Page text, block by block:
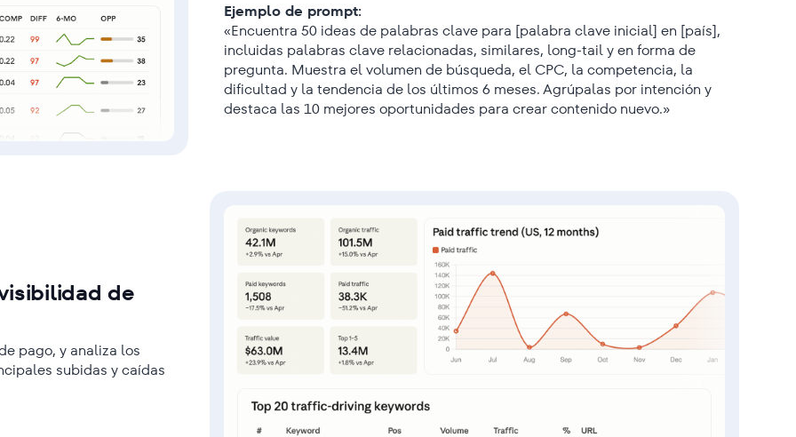
Ejemplo de prompt:
«Encuentra 50 ideas de palabras clave para [palabra clave inicial] en [país],
incluidas palabras clave relacionadas, similares, long-tail y en forma de
pregunta. Muestra el volumen de búsqueda, el CPC, la competencia, la
dificultad y la tendencia de los últimos 6 meses. Agrúpalas por intención y
destaca las 10 mejores oportunidades para crear contenido nuevo.»
de
pago, y analiza los
subidas y caídas